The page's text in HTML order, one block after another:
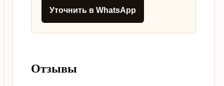
Уточнить в WhatsApp
Отзывы